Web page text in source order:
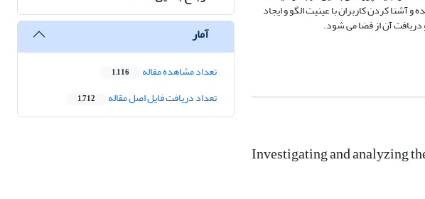
کردن کاربران با عینیت الگو و ایجاد
دریافت آن از فضا می شود.
Investigating and analyzing
آمار
تعداد مشاهده مقاله 1,116
تعداد دریافت فایل اصل مقاله 1,712